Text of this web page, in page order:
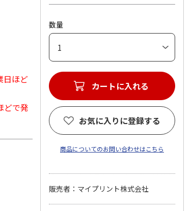
日ほど
どで発
数量
カートに入れる
お気に入りに登録する
商品についてのお問い合わせはこちら
販売者：マイプリント株式会社